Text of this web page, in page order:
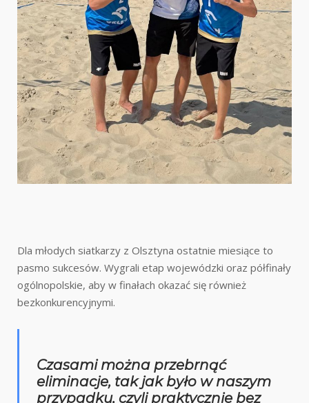
Dla młodych siatkarzy z Olsztyna ostatnie miesiące to
pasmo sukcesów. Wygrali etap wojewódzki oraz półfinały
ogólnopolskie, aby w finałach okazać się również
bezkonkurencyjnymi.
Czasami można przebrnąć
eliminacje, tak jak było w naszym
przypadku, czyli praktycznie bez